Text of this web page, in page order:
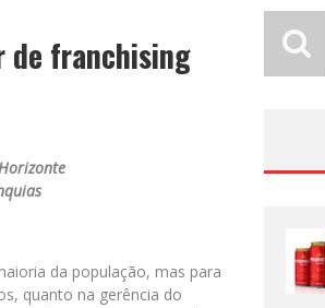
D
EMOCRATIZAÇÃO DO MALTE: PROIBIDA UTILIZA ESTRATÉGIA DE CUSTO-BENEFÍCIO PARA O LAZER DO BRASILEIROde franchising
da população, mas para
quanto na gerência do